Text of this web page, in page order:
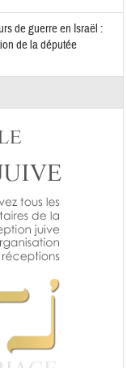
de guerre en Israël :
de la députée